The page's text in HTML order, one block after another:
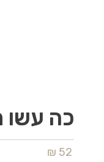
כה עשו
52 ₪